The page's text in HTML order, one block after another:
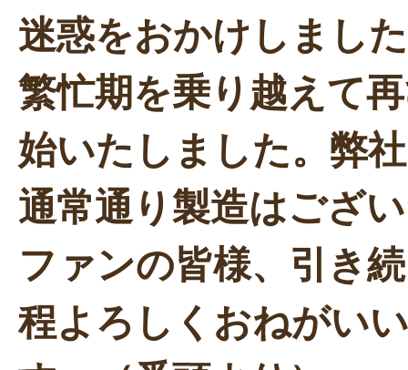
迷惑をおかけしまし
繁忙期を乗り越えて
始いたしました。弊
通常通り製造はござ
ファンの皆様、引き
程よろしくおねがい